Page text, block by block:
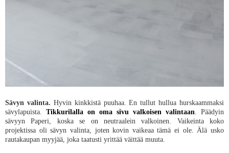
Sävyn valinta. Hyvin kinkkistä puuhaa. En tullut hullua hurskaammaksi
sävylapuista. Tikkurilalla on oma sivu valkoisen valintaan. Päädyin
sävyyn Paperi, koska se on neutraalein valkoinen. Vaikeinta koko
projektissa oli sävyn valinta, joten kovin vaikeaa tämä ei ole. Älä usko
rautakaupan myyjää, joka taatusti yrittää väittää muuta.